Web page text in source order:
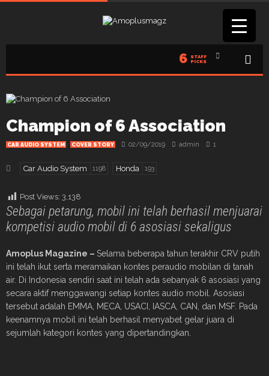
6 STAFF
PICKS
Champion of 6 Association
CAR AUDIO SYSTEM COVER STORY 02/09/2019 admin 1
Car Audio System 1198 Honda 193
Post Views: 3,138
Sebagai petarung, mobil ini telah berhasil menjuarai
kompetisi audio mobil di 6 asosiasi sekaligus
Amoplus Magazine – Selama beberapa tahun terakhir CRV putih
ini telah ikut serta meramaikan kontes peraudio mobilan di tanah
air. Di Indonesia sendiri saat ini telah ada sebanyak 6 asosiasi yang
secara aktif menggawangi setiap kontes audio mobil. Asosiasi
tersebut adalah EMMA, MECA, USACI, IASCA, CAN, dan MSF. Pada
keenamnya mobil ini telah berhasil menyabet gelar juara di
sejumlah kategori kontes yang dipertandingkan.